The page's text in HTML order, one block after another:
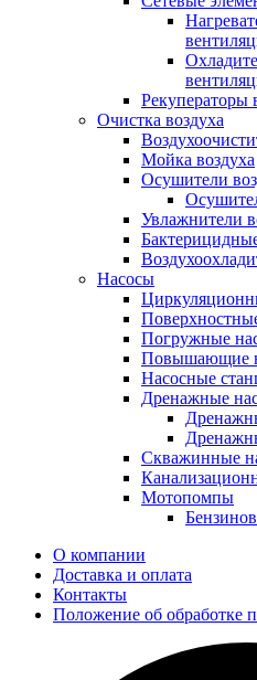
Рекуператоры
Очистка воздуха
Мойка воздуха
Осушители
Увлажнители
Насосы
Погружные
Повышающие
Насосные
Дренажные
Скважинные
Мотопомпы
О компании
Доставка и оплата
Контакты
Положение об обработке